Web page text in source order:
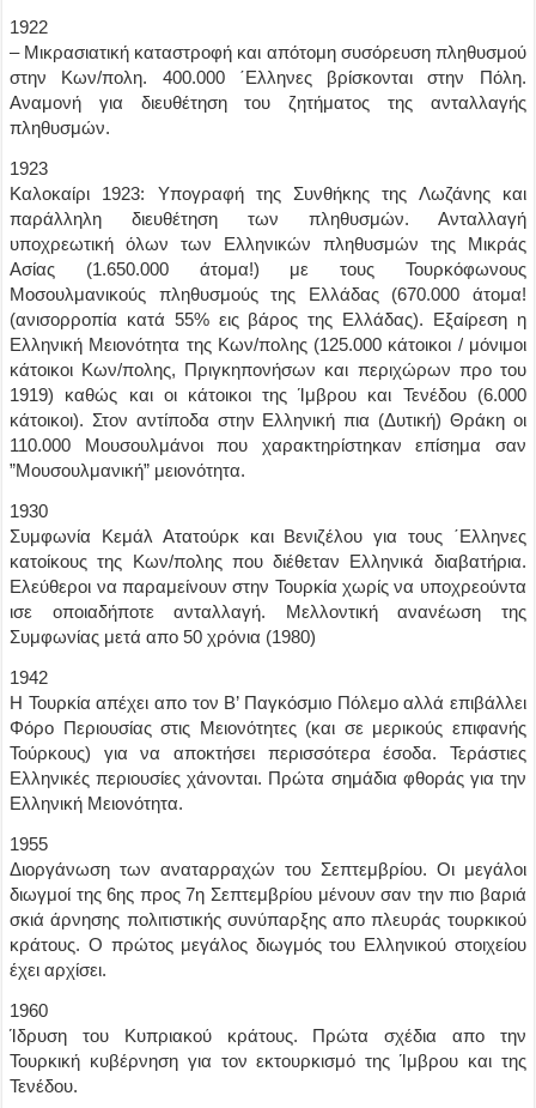
1922
– Μικρασιατική καταστροφή και απότομη συσόρευση πληθυσμού
στην Κων/πολη. 400.000 ΄Ελληνες βρίσκονται στην Πόλη.
Αναμονή για διευθέτηση του ζητήματος της ανταλλαγής
πληθυσμών.
1923
Καλοκαίρι 1923: Υπογραφή της Συνθήκης της Λωζάνης και
παράλληλη διευθέτηση των πληθυσμών. Ανταλλαγή
υποχρεωτική όλων των Ελληνικών πληθυσμών της Μικράς
Ασίας (1.650.000 άτομα!) με τους Τουρκόφωνους
Μοσουλμανικούς πληθυσμούς της Ελλάδας (670.000 άτομα!
(ανισορροπία κατά 55% εις βάρος της Ελλάδας). Εξαίρεση η
Ελληνική Μειονότητα της Κων/πολης (125.000 κάτοικοι / μόνιμοι
κάτοικοι Κων/πολης, Πριγκηπονήσων και περιχώρων προ του
1919) καθώς και οι κάτοικοι της Ίμβρου και Τενέδου (6.000
κάτοικοι). Στον αντίποδα στην Ελληνική πια (Δυτική) Θράκη οι
110.000 Μουσουλμάνοι που χαρακτηρίστηκαν επίσημα σαν
”Μουσουλμανική” μειονότητα.
1930
Συμφωνία Κεμάλ Ατατούρκ και Βενιζέλου για τους ΄Ελληνες
κατοίκους της Κων/πολης που διέθεταν Ελληνικά διαβατήρια.
Ελεύθεροι να παραμείνουν στην Τουρκία χωρίς να υποχρεούντα
ισε οποιαδήποτε ανταλλαγή. Μελλοντική ανανέωση της
Συμφωνίας μετά απο 50 χρόνια (1980)
1942
Η Τουρκία απέχει απο τον Β’ Παγκόσμιο Πόλεμο αλλά επιβάλλει
Φόρο Περιουσίας στις Μειονότητες (και σε μερικούς επιφανής
Τούρκους) για να αποκτήσει περισσότερα έσοδα. Τεράστιες
Ελληνικές περιουσίες χάνονται. Πρώτα σημάδια φθοράς για την
Ελληνική Μειονότητα.
1955
Διοργάνωση των αναταρραχών του Σεπτεμβρίου. Οι μεγάλοι
διωγμοί της 6ης προς 7η Σεπτεμβρίου μένουν σαν την πιο βαριά
σκιά άρνησης πολιτιστικής συνύπαρξης απο πλευράς τουρκικού
κράτους. Ο πρώτος μεγάλος διωγμός του Ελληνικού στοιχείου
έχει αρχίσει.
1960
Ίδρυση του Κυπριακού κράτους. Πρώτα σχέδια απο την
Τουρκική κυβέρνηση για τον εκτουρκισμό της Ίμβρου και της
Τενέδου.